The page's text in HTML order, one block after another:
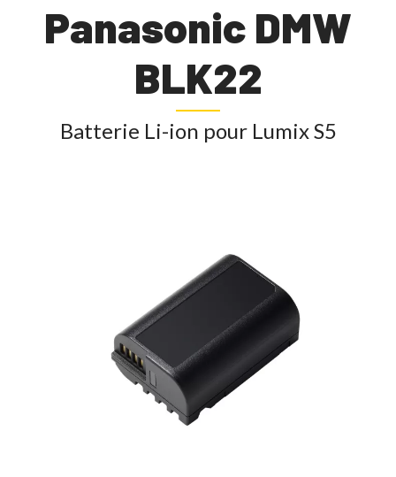
Panasonic DMW
BLK22
Batterie Li-ion pour Lumix S5